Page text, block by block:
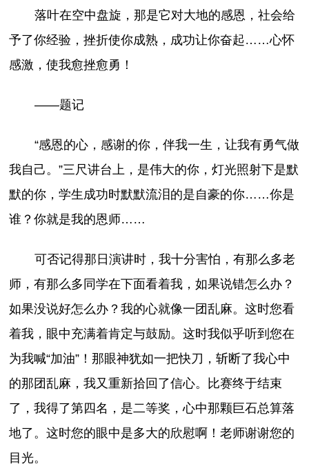
落叶在空中盘旋，那是它对大地的感恩，社会给
予了你经验，挫折使你成熟，成功让你奋起……心怀
感激，使我愈挫愈勇！
——题记
“感恩的心，感谢的你，伴我一生，让我有勇气做
我自己。”三尺讲台上，是伟大的你，灯光照射下是默
默的你，学生成功时默默流泪的是自豪的你……你是
谁？你就是我的恩师……
可否记得那日演讲时，我十分害怕，有那么多老
师，有那么多同学在下面看着我，如果说错怎么办？
如果没说好怎么办？我的心就像一团乱麻。这时您看
着我，眼中充满着肯定与鼓励。这时我似乎听到您在
为我喊“加油”！那眼神犹如一把快刀，斩断了我心中
的那团乱麻，我又重新拾回了信心。比赛终于结束
了，我得了第四名，是二等奖，心中那颗巨石总算落
地了。这时您的眼中是多大的欣慰啊！老师谢谢您的
目光。